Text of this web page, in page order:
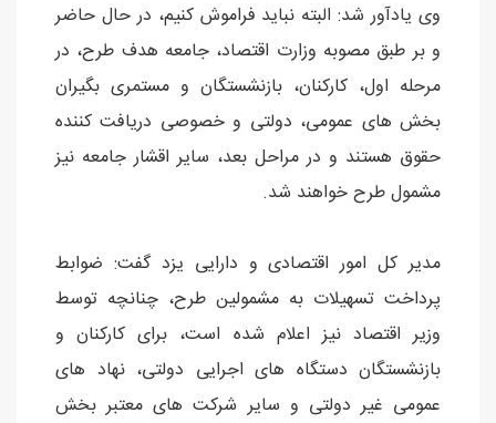
وی یادآور شد: البته نباید فراموش کنیم، در حال حاضر
و بر طبق مصوبه وزارت اقتصاد، جامعه هدف طرح، در
مرحله اول، کارکنان، بازنشستگان و مستمری بگیران
بخش های عمومی، دولتی و خصوصی دریافت کننده
حقوق هستند و در مراحل بعد، سایر اقشار جامعه نیز
مشمول طرح خواهند شد.
مدیر کل امور اقتصادی و دارایی یزد گفت: ضوابط
پرداخت تسهیلات به مشمولین طرح، چنانچه توسط
وزیر اقتصاد نیز اعلام شده است، برای کارکنان و
بازنشستگان دستگاه های اجرایی دولتی، نهاد های
عمومی غیر دولتی و سایر شرکت های معتبر بخش